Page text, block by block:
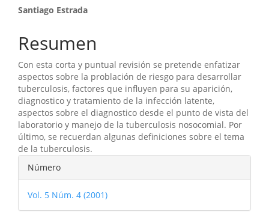
Contenido
principal
del
artículo
Santiago Estrada
Resumen
Con esta corta y puntual revisión se pretende enfatizar
aspectos sobre la problación de riesgo para desarrollar
tuberculosis, factores que influyen para su aparición,
diagnostico y tratamiento de la infección latente,
aspectos sobre el diagnostico desde el punto de vista del
laboratorio y manejo de la tuberculosis nosocomial. Por
último, se recuerdan algunas definiciones sobre el tema
de la tuberculosis.
Detalles
del
artículo
Número
Vol. 5 Núm. 4 (2001)